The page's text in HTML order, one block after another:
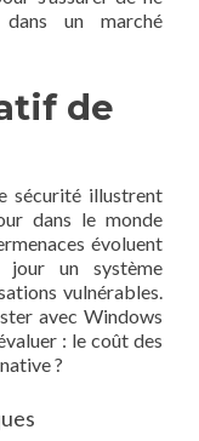
un marché
de
sécurité illustrent
dans le monde
évoluent
un système
vulnérables.
avec Windows
: le coût des
?